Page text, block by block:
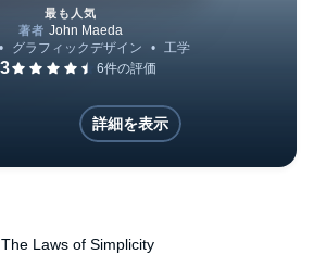
The Laws of Simplicity
最も人気
詳細を表示
The Laws of Simplicity